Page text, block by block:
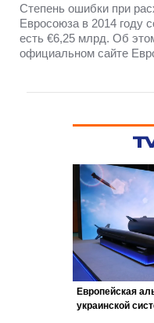
Степень ошибки при
Евросоюза в 2014 году
есть €6,25 млрд. Об
официальном сайте